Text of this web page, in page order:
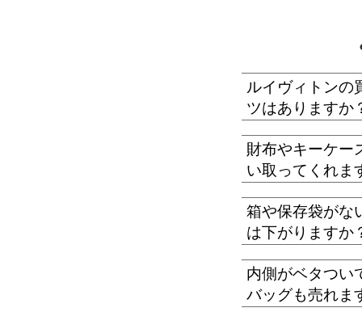
ルイヴィトンの
ツはありますか
財布やキーケー
い取ってくれま
箱や保存袋がな
は下がりますか
内側がベタつい
バッグも売れま